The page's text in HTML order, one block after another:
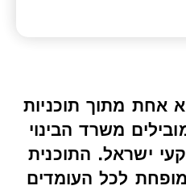
אחת מתוך תוכניות
משרד הבינוי
ישראל. התוכנית
לכל העומדים